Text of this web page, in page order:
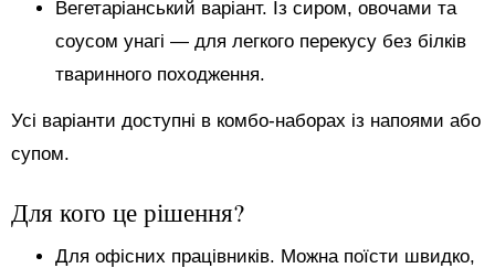
Вегетаріанський варіант. Із сиром, овочами та
соусом унагі — для легкого перекусу без білків
тваринного походження.
Усі варіанти доступні в комбо-наборах із напоями або
супом.
Для кого це рішення?
Для офісних працівників. Можна поїсти швидко,